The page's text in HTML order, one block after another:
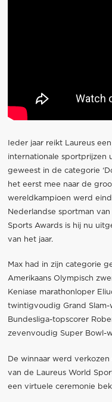
Ieder jaar reikt Laureus
internationale sportprijzen
geweest in de categorie
het eerst mee naar de
wereldkampioen werd
Nederlandse sportman
Sports Awards is hij nu
van het jaar.
Max had in zijn categorie
Amerikaans Olympisch
Keniase marathonloper
twintigvoudig Grand Slam-
Bundesliga-topscorer
zevenvoudig Super Bowl-
De winnaar werd
van de Laureus World
een virtuele ceremonie